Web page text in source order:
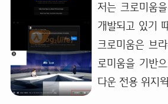
저는 크로미움
개발되고 있기
크로미움은 브
로미움을 기반
다운 전용 위지